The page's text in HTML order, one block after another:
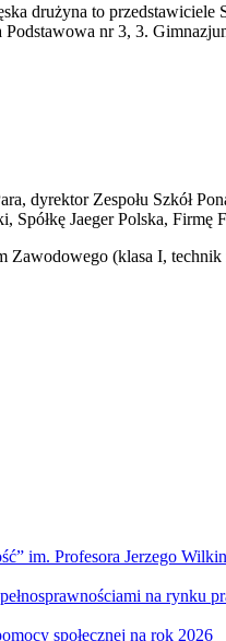
drużyna to
nr 3, 3.
dyrektor Zespołu Szkół
Jaeger Polska,
(klasa I, technik
im. Profesora Jerzego
na rynku
społecznej na rok 2026